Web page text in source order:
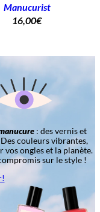
Manucurist
16,00€
: des vernis et
couleurs vibrantes,
vos ongles et la planète.
sur le style !